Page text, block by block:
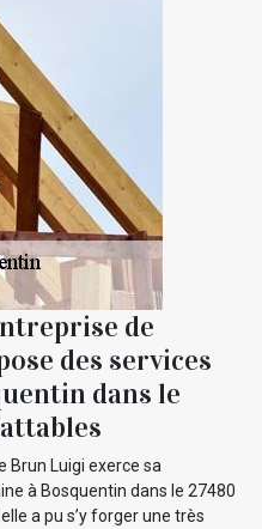
de
des services
dans le
Brun Luigi exerce sa
à Bosquentin dans le 27480
a pu s’y forger une très